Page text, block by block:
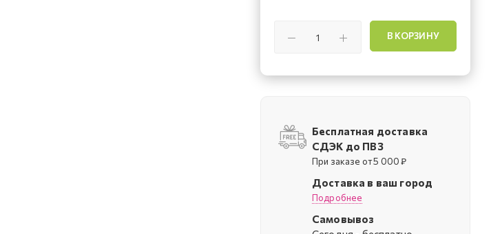
В КОРЗИНУ
Бесплатная доставка
СДЭК до ПВЗ
При заказе от 5 000 ₽
Доставка в ваш город
Подробнее
Самовывоз